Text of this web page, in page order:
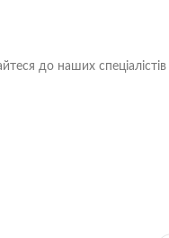
до наших спеціалістів